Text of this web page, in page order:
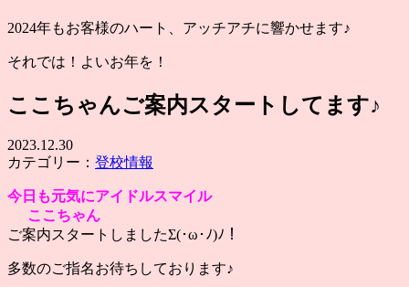
2024年もお客様のハート、アッチアチに響かせます♪
それでは！よいお年を！
ここちゃんご案内スタートしてます♪
2023.12.30
カテゴリー： 登校情報
今日も元気にアイドルスマイル
ここちゃん
ご案内スタートしましたΣ(･ω･ﾉ)ﾉ！
多数のご指名お待ちしております♪